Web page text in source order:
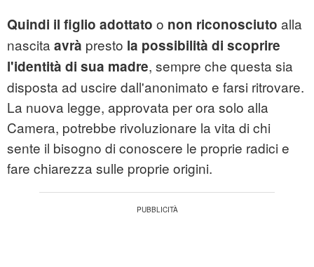
Quindi il figlio adottato o non riconosciuto alla
nascita avrà presto la possibilità di scoprire
l'identità di sua madre, sempre che questa sia
disposta ad uscire dall'anonimato e farsi ritrovare.
La nuova legge, approvata per ora solo alla
Camera, potrebbe rivoluzionare la vita di chi
sente il bisogno di conoscere le proprie radici e
fare chiarezza sulle proprie origini.